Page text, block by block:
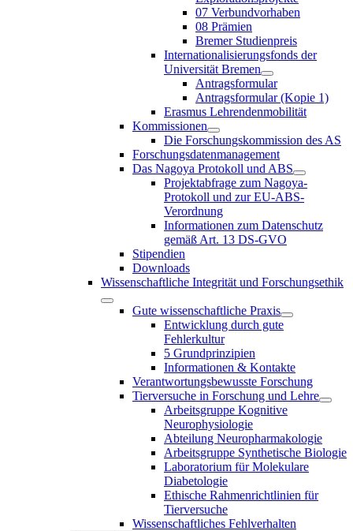
07 Verbundvorhaben
08 Prämien
Bremer Studienpreis
Internationalisierungsfonds der
Universität Bremen
Antragsformular
Antragsformular (Kopie 1)
Erasmus Lehrendenmobilität
Kommissionen
Die Forschungskommission des AS
Forschungsdatenmanagement
Das Nagoya Protokoll und ABS
Projektabfrage zum Nagoya-
Protokoll und zur EU-ABS-
Verordnung
Informationen zum Datenschutz
gemäß Art. 13 DS-GVO
Stipendien
Downloads
Wissenschaftliche Integrität und Forschungsethik
Gute wissenschaftliche Praxis
Entwicklung durch gute
Fehlerkultur
5 Grundprinzipien
Informationen & Kontakte
Verantwortungsbewusste Forschung
Tierversuche in Forschung und Lehre
Arbeitsgruppe Kognitive
Neurophysiologie
Abteilung Neuropharmakologie
Arbeitsgruppe Synthetische Biologie
Laboratorium für Molekulare
Diabetologie
Ethische Rahmenrichtlinien für
Tierversuche
Wissenschaftliches Fehlverhalten